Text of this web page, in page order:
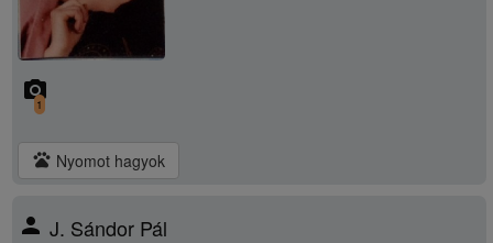
camera_alt
1
pets Nyomot hagyok
person J. Sándor Pál